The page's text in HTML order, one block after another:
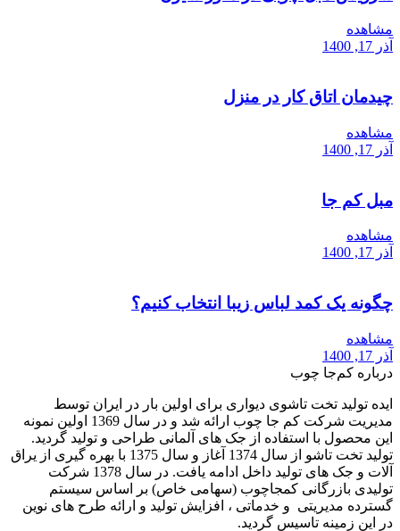
مشاهده
آذر 17, 1400
چیدمان اتاق کار در منزل
مشاهده
آذر 17, 1400
مبل کم جا
مشاهده
آذر 17, 1400
چگونه یک کمد لباس زیبا انتخاب کنیم؟
مشاهده
آذر 17, 1400
درباره کم‌جا چوب
ایده تولید تخت تاشوی دیواری برای اولین بار در ایران توسط
مدیریت شرکت کم جا چوب ارائه شد و در سال 1369 اولین نمونه
این محصول با استفاده از جک های آلمانی طراحی و تولید گردید.
تولید تخت تاشو از سال 1374 آغاز و سال 1375 با بهره گیری از یراق
آلات و جک های تولید داخل ادامه یافت. در سال 1378 شرکت
تولیدی بازرگانی کمجاچوب (سهامی خاص) بر اساس سیستم
گسترده مدیریتی و خدماتی ، افزایش تولید و ارائه طرح های نوین
در این زمینه تاسیس گردید.